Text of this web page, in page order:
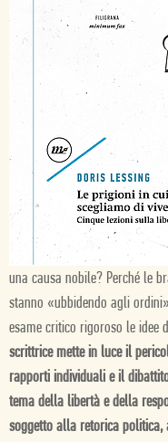
una causa nobile? Perché le
stanno «ubbidendo agli
esame critico rigoroso le idee
scrittrice mette in luce il
rapporti individuali e il
tema della libertà e della
soggetto alla retorica politica,